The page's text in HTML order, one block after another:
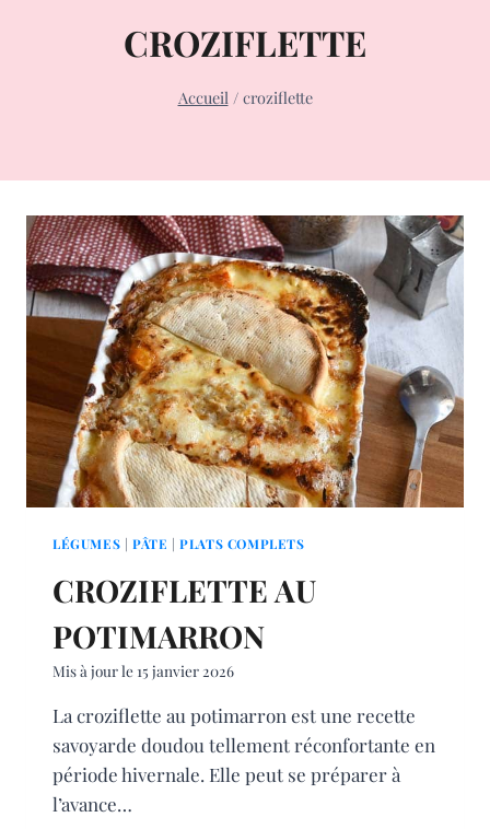
CROZIFLETTE
Accueil / croziflette
LÉGUMES | PÂTE |PLATS COMPLETS
CROZIFLETTE AU
POTIMARRON
Mis à jour le 15 janvier 2026
La croziflette au potimarron est une recette
savoyarde doudou tellement réconfortante en
période hivernale. Elle peut se préparer à
l’avance…